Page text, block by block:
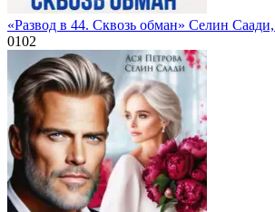
«Развод в 44. Сквозь обман» Селин
0102